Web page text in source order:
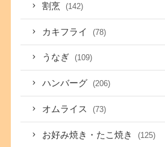
割烹 (142)
カキフライ (78)
うなぎ (109)
ハンバーグ (206)
オムライス (73)
お好み焼き・たこ焼き (125)